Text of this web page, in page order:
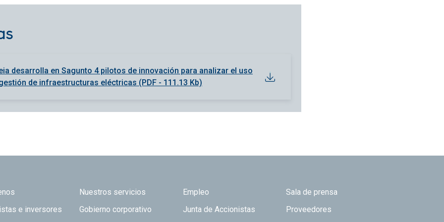
desarrolla en Sagunto 4 pilotos de innovación para analizar el uso
de infraestructuras eléctricas (PDF - 111.13 Kb)
Nuestros servicios Empleo
Sala de prensa
e inversores
Gobierno corporativo Junta de Accionistas
Proveedores